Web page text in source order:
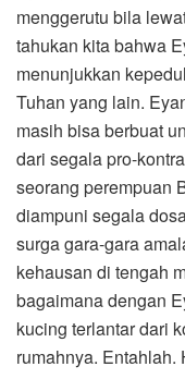
menggerutu bila
tahukan kita bahwa
menunjukkan
Tuhan yang lain.
masih bisa berbuat
dari segala pro-
seorang perempuan
diampuni segala
surga gara-gara
kehausan di tengah
bagaimana dengan
kucing terlantar dari
rumahnya. Entahlah.